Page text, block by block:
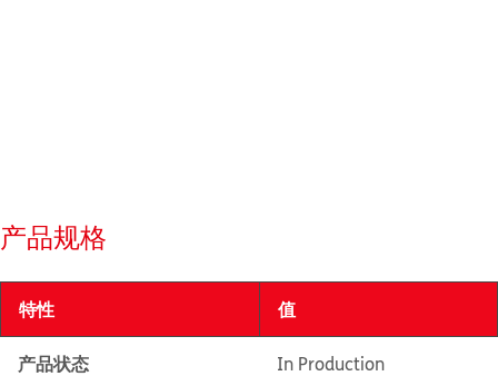
产品规格
特性 值
产品状态 In Production